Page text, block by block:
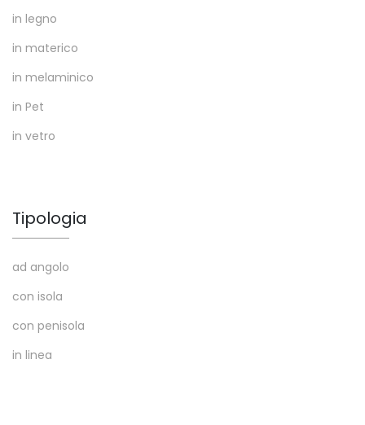
in legno
in materico
in melaminico
in Pet
in vetro
Tipologia
ad angolo
con isola
con penisola
in linea